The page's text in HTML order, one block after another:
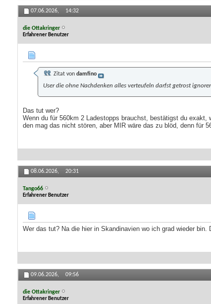
07.06.2026, 14:32
die Ottakringer
Erfahrener Benutzer
Zitat von damfino
User die ohne Nachdenken alles verteufeln darfst getrost
Das tut wer?
Wenn du für 560km 2 Ladestopps brauchst, bestätigst du
den mag das nicht stören, aber MIR wäre das zu blöd, denn für
08.06.2026, 20:31
Tango66
Erfahrener Benutzer
Wer das tut? Na die hier in Skandinavien wo ich grad wieder
09.06.2026, 09:56
die Ottakringer
Erfahrener Benutzer